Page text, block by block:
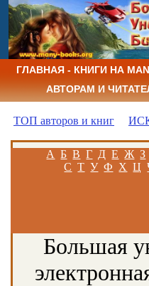
ГЛАВНАЯ - КНИГИ НА
АВТОРАМ И
ТОП авторов и книг
А Б В Г Д Е Ж З
С Т У Ф Х Ц
Большая